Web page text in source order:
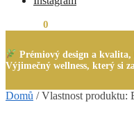
0
Prémiový design a
Výjimečný wellness, který si
Domů /Vlastnost produktu: